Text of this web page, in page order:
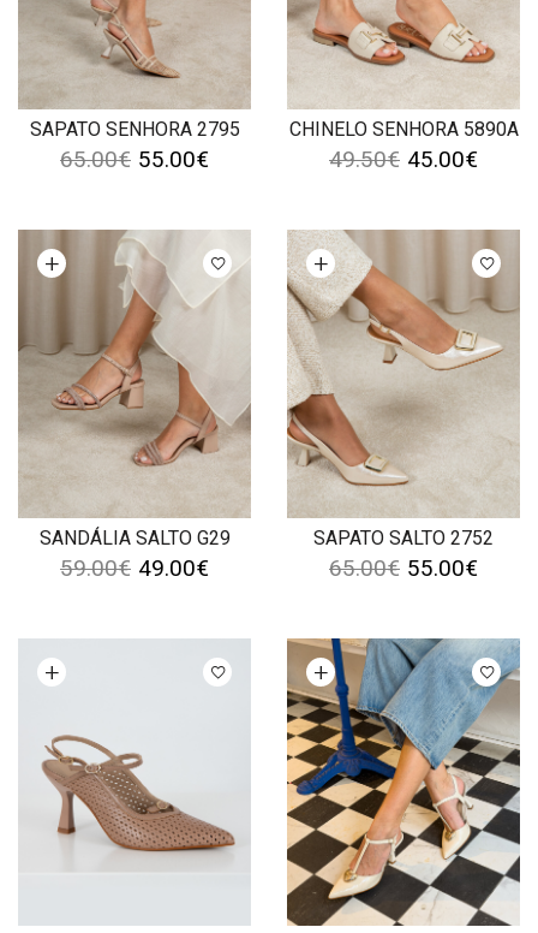
SAPATO SENHORA 2795
65.00€ 55.00€
CHINELO SENHORA 5890A
49.50€ 45.00€
SANDÁLIA SALTO G29
opções
59.00€ 49.00€
SAPATO SALTO 2752
Ver opções
65.00€ 55.00€
opções Ver opções